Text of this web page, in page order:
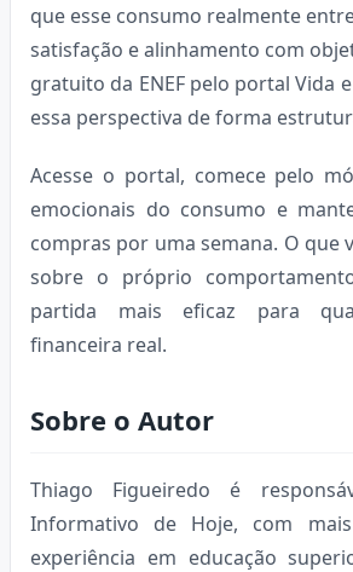
que esse consumo realmente
satisfação e alinhamento com
gratuito da ENEF pelo portal Vida
essa perspectiva de forma
Acesse o portal, comece pelo
emocionais do consumo e
compras por uma semana. O que
sobre o próprio
partida mais eficaz para
financeira real.
Sobre o Autor
Thiago Figueiredo é
Informativo de Hoje, com
experiência em educação